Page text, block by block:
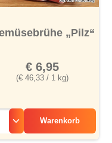
„Pilz“
(€ 46,33 / 1 kg)
€ 6,95
Warenkorb